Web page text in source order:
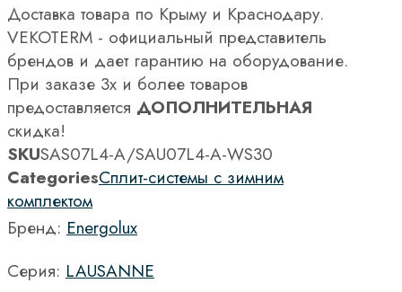
Доставка товара по Крыму и Краснодару.
VEKOTERM - официальный представитель
брендов и дает гарантию на оборудование.
При заказе 3х и более товаров
предоставляется ДОПОЛНИТЕЛЬНАЯ
скидка!
SKUSAS07L4-A/SAU07L4-A-WS30
CategoriesСплит-системы с зимним
комплектом
Бренд: Energolux
Серия: LAUSANNE